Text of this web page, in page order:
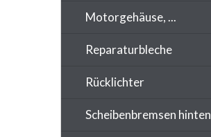
Motorgehäuse, ...
Reparaturbleche
Rücklichter
Scheibenbremsen hinten